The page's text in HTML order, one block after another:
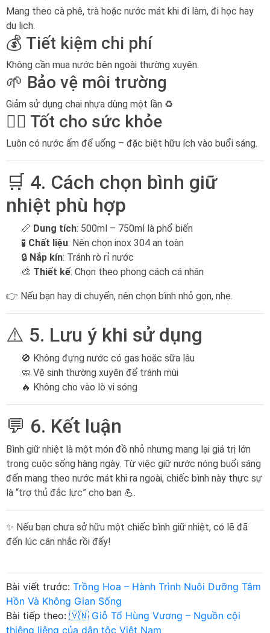
Mang theo cà phê, trà hoặc nước mát khi đi làm, đi học hay
du lịch.
💰 Tiết kiệm chi phí
Không cần mua nước bên ngoài thường xuyên.
🌱 Bảo vệ môi trường
Giảm sử dụng chai nhựa dùng một lần ♻️
🧑‍⚕️ Tốt cho sức khỏe
Luôn có nước ấm để uống – đặc biệt hữu ích vào buổi sáng.
🛒 4. Cách chọn bình giữ
nhiệt phù hợp
📏 Dung tích: 500ml – 750ml là phổ biến
🧪 Chất liệu: Nên chọn inox 304 an toàn
🔒 Nắp kín: Tránh rò rỉ nước
🎨 Thiết kế: Chọn theo phong cách cá nhân
👉 Nếu bạn hay di chuyển, nên chọn bình nhỏ gọn, nhẹ.
⚠️ 5. Lưu ý khi sử dụng
🚫 Không đựng nước có gas hoặc sữa lâu
🧼 Vệ sinh thường xuyên để tránh mùi
🔥 Không cho vào lò vi sóng
💬 6. Kết luận
Bình giữ nhiệt là một món đồ nhỏ nhưng mang lại giá trị lớn
trong cuộc sống hàng ngày. Từ việc giữ nước nóng buổi sáng
đến mang theo nước mát khi ra ngoài, chiếc bình này thực sự
là “trợ thủ đắc lực” cho bạn 💪.
✨ Nếu bạn chưa sở hữu một chiếc bình giữ nhiệt, có lẽ đã
đến lúc cân nhắc rồi đấy!
Bài viết trước: Trồng Hoa – Hành Trình Nuôi Dưỡng Tâm
Hồn Và Không Gian Sống
Bài tiếp theo: 🇻🇳 Giỗ Tổ Hùng Vương – Nguồn cội
thiêng liêng của dân tộc Việt Nam